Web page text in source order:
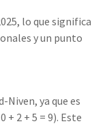
lo que significa
y un punto
Niven, ya que es
+ 2 + 5 = 9). Este